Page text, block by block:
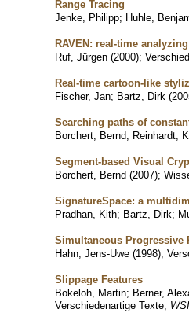
Range Tracing
Jenke, Philipp; Huhle,
RAVEN: real-time
Ruf, Jürgen (2000);
Real-time cartoon-like
Fischer, Jan; Bartz, Dirk (
Searching paths of
Borchert, Bernd; Reinhardt,
Segment-based Visual
Borchert, Bernd (2007);
SignatureSpace: a
Pradhan, Kith; Bartz, Dirk;
Simultaneous Progressive
Hahn, Jens-Uwe (1998);
Slippage Features
Bokeloh, Martin; Berner,
Verschiedenartige Texte;